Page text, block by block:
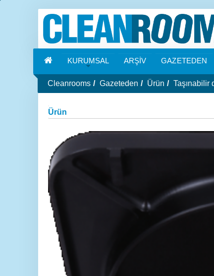
KURUMSAL ARŞİV GAZETEDEN
Cleanrooms Gazeteden Ürün Taşınabilir
Ürün